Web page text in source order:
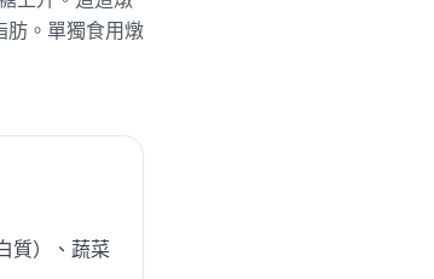
肪。單獨食用燉
質）、蔬菜